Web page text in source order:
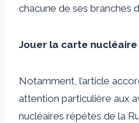
chacune de ses branches
Jouer la carte nucléaire
Notamment, l’article
attention particulière aux
nucléaires répétés de la